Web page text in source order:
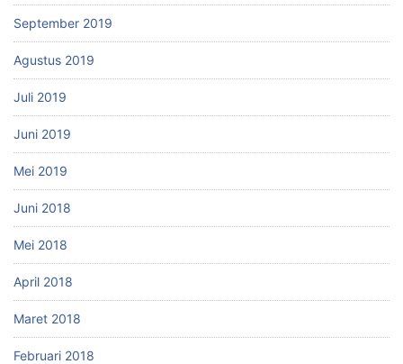
September 2019
Agustus 2019
Juli 2019
Juni 2019
Mei 2019
Juni 2018
Mei 2018
April 2018
Maret 2018
Februari 2018